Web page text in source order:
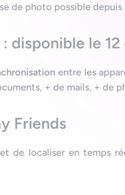
de photo possible
disponible le
entre les
+ de mails, + de
Friends
de localiser en temps